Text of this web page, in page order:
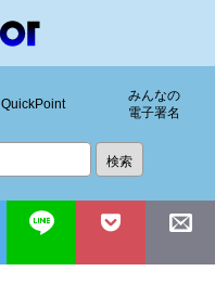
QuickPoint
みんなの
電子署名